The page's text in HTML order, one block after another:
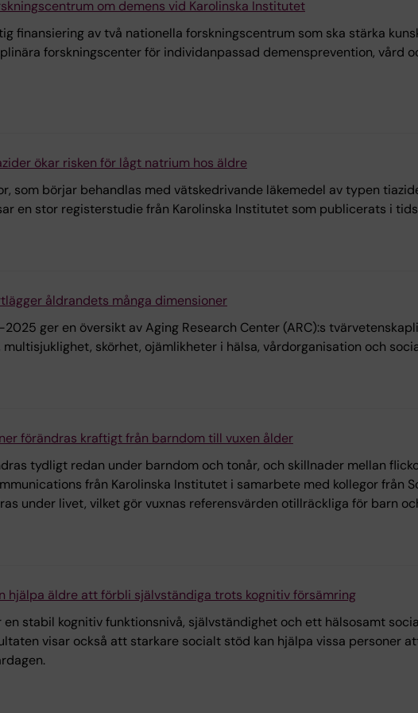
om demens vid Karolinska Institutet
finansiering av två nationella forskningscentrum som ska stärka
forskningscenter för individanpassad demensprevention, vård
ökar risken för lågt natrium hos äldre
som börjar behandlas med vätskedrivande läkemedel av typen
en stor registerstudie från Karolinska Institutet som publicerats i
åldrandets många dimensioner
ger en översikt av Aging Research Center (ARC):s
multisjuklighet, skörhet, ojämlikheter i hälsa, vårdorganisation och
förändras kraftigt från barndom till vuxen ålder
tydligt redan under barndom och tonår, och skillnader mellan
från Karolinska Institutet i samarbete med kollegor från
under livet, vilket gör vuxnas referensvärden otillräckliga för barn
hjälpa äldre att förbli självständiga trots kognitiv försämring
en stabil kognitiv funktionsnivå, självständighet och ett hälsosamt
visar också att starkare socialt stöd kan hjälpa vissa personer